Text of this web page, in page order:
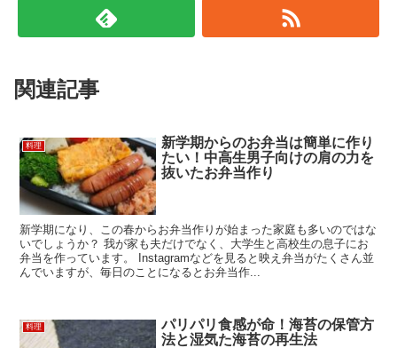
関連記事
料理
新学期からのお弁当は簡単に作り
たい！中高生男子向けの肩の力を
抜いたお弁当作り
新学期になり、この春からお弁当作りが始まった家庭も多いのではな
いでしょうか？ 我が家も夫だけでなく、大学生と高校生の息子にお
弁当を作っています。 Instagramなどを見ると映え弁当がたくさん並
んでいますが、毎日のことになるとお弁当作...
料理
パリパリ食感が命！海苔の保管方
法と湿気た海苔の再生法